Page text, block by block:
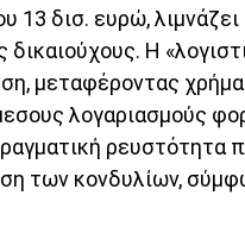
13 δισ. ευρώ,
δικαιούχους. Η
μεταφέροντας
λογαριασμούς
ρευστότητα
των κονδυλίων,